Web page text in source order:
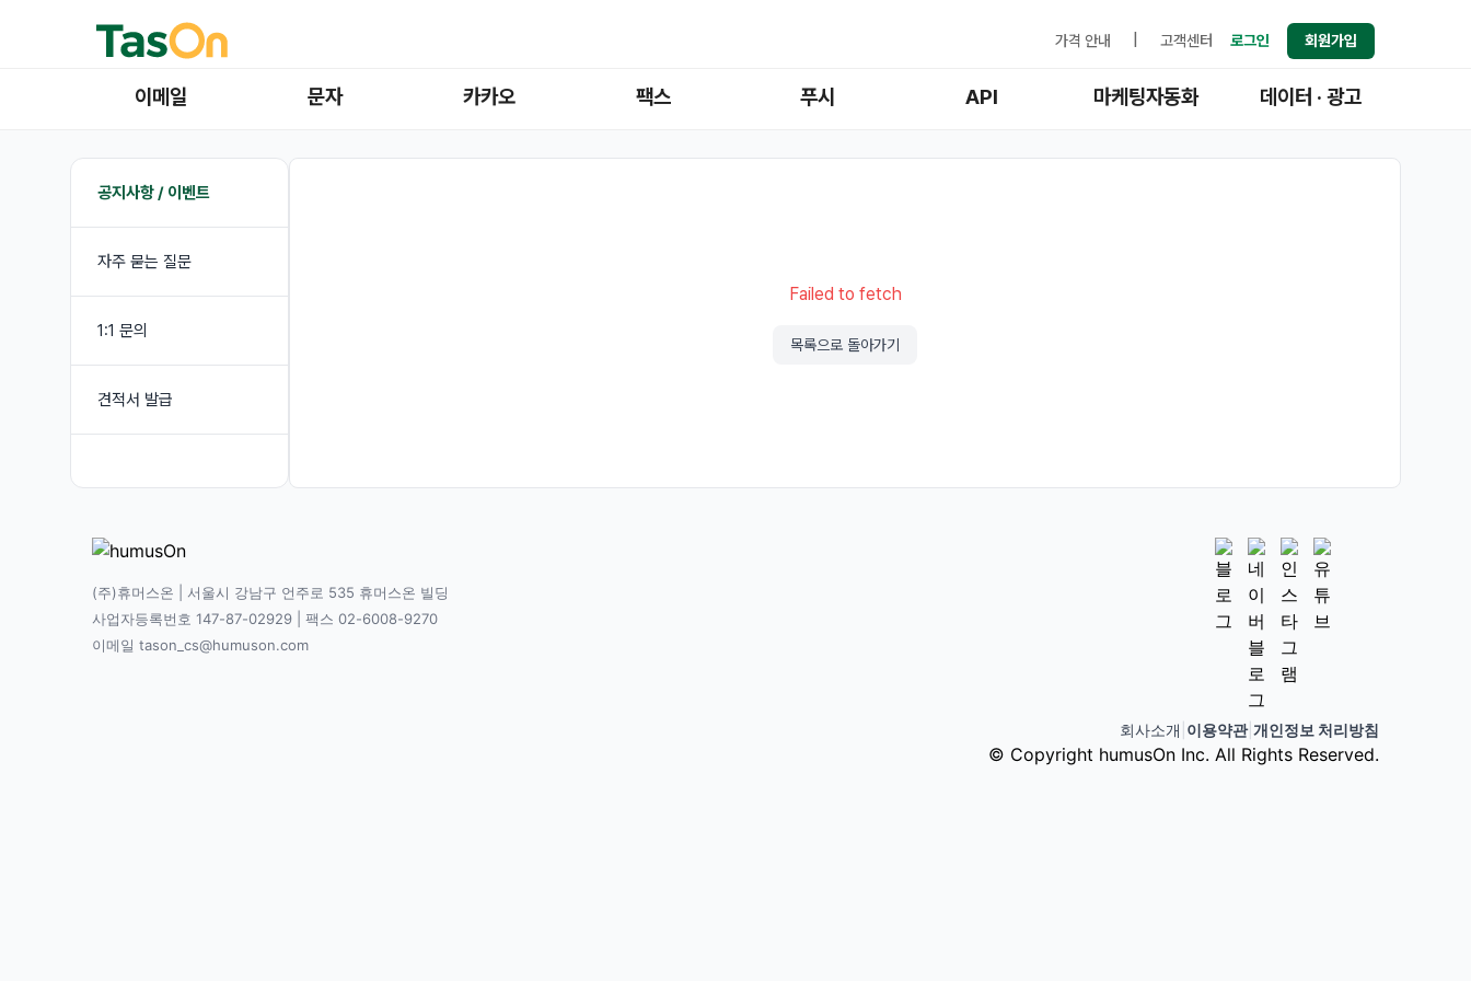
가격 안내 고객센터 로그인 회원가입
이메일 문자 카카오 팩스 푸시 API 마케팅자동화 데이터 · 광고
공지사항 / 이벤트
자주 묻는 질문
1:1 문의
견적서 발급
Failed to fetch
목록으로 돌아가기
(주)휴머스온 | 서울시 강남구 언주로 535 휴머스온 빌딩
사업자등록번호 147-87-02929 | 팩스 02-6008-9270
이메일 tason_cs@humuson.com
회사소개 이용약관| 개인정보 처리방침
© Copyright humusOn Inc. All Rights Reserved.